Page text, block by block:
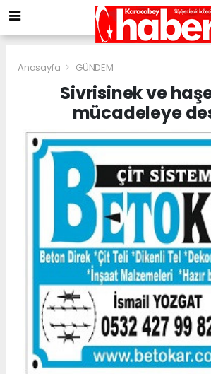
Anasayfa GÜNDEM
Sivrisinek ve
mücadeleye